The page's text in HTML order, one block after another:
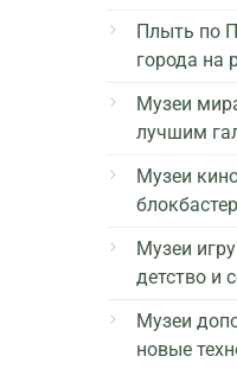
Плыть по
города на
Музеи
лучшим
Музеи
Музеи
детство и
Музеи
новые